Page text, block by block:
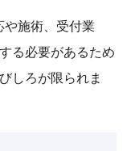
や施術、受付業
る必要があるため
しろが限られま